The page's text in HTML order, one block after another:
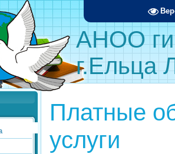
АНОО
г.Ельца
Платные
услуги